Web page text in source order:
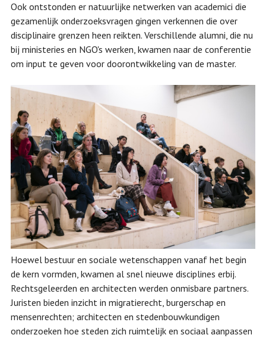
Ook ontstonden er natuurlijke netwerken van academici die
gezamenlijk onderzoeksvragen gingen verkennen die over
disciplinaire grenzen heen reikten. Verschillende alumni, die nu
bij ministeries en NGO's werken, kwamen naar de conferentie
om input te geven voor doorontwikkeling van de master.
Hoewel bestuur en sociale wetenschappen vanaf het begin
de kern vormden, kwamen al snel nieuwe disciplines erbij.
Rechtsgeleerden en architecten werden onmisbare partners.
Juristen bieden inzicht in migratierecht, burgerschap en
mensenrechten; architecten en stedenbouwkundigen
onderzoeken hoe steden zich ruimtelijk en sociaal aanpassen